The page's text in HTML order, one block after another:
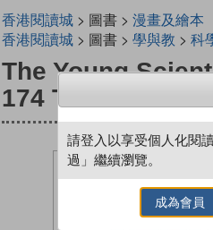
香港閱讀城> 圖書 > 漫畫及繪本
香港閱讀城> 圖書 > 學與教 > 科
The Young
174 The Baby
請登入以享受個人化閱
過」繼續瀏覽。
成為會員